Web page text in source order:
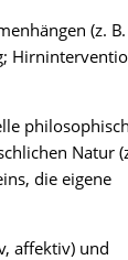
(z. B.
Natur
die eigene
affektiv) und